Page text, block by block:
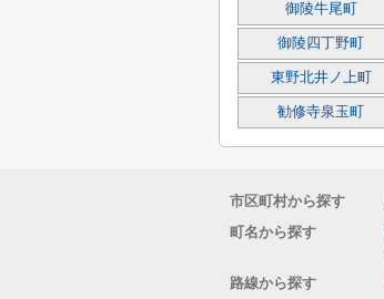
御陵牛尾町
御陵四丁野町
東野北井ノ上町
勧修寺泉玉町
市区町村から探す
町名から探す
路線から探す